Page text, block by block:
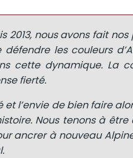
2013, nous avons fait
les couleurs
cette dynamique. La
fierté.
l’envie de bien faire
Nous tenons à
ancrer à nouveau